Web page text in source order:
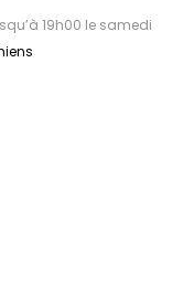
19h00 le samedi